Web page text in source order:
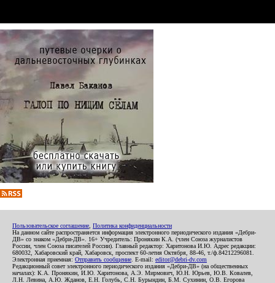
Пользовательское соглашение Политика конфиденциальности
На данном сайте распространяется информация электронного периодического издания «Дебри-
ДВ» со знаком «Дебри-ДВ». 16+ Учредитель: Пронякин К.А. (член Союза журналистов
России, член Союза писателей России). Главный редактор: Харитонова И.Ю. Адрес редакции:
680032, Хабаровский край, Хабаровск, проспект 60-летия Октября, 88-46, т./ф.84212296081.
Электронная приемная: Отправить сообщение . E-mail: editor@debri-dv.com
Редакционный совет электронного периодического издания «Дебри-ДВ» (на общественных
началах): К.А. Пронякин, И.Ю. Харитонова, А.Э. Мирмович, Ю.Н. Юрьев, Ю.В. Ковалев,
Л.Н. Левина, А.Ю. Жданов, Е.Н. Голубь, С.Н. Бурындин, Б.М. Сухинин, О.В. Егорова